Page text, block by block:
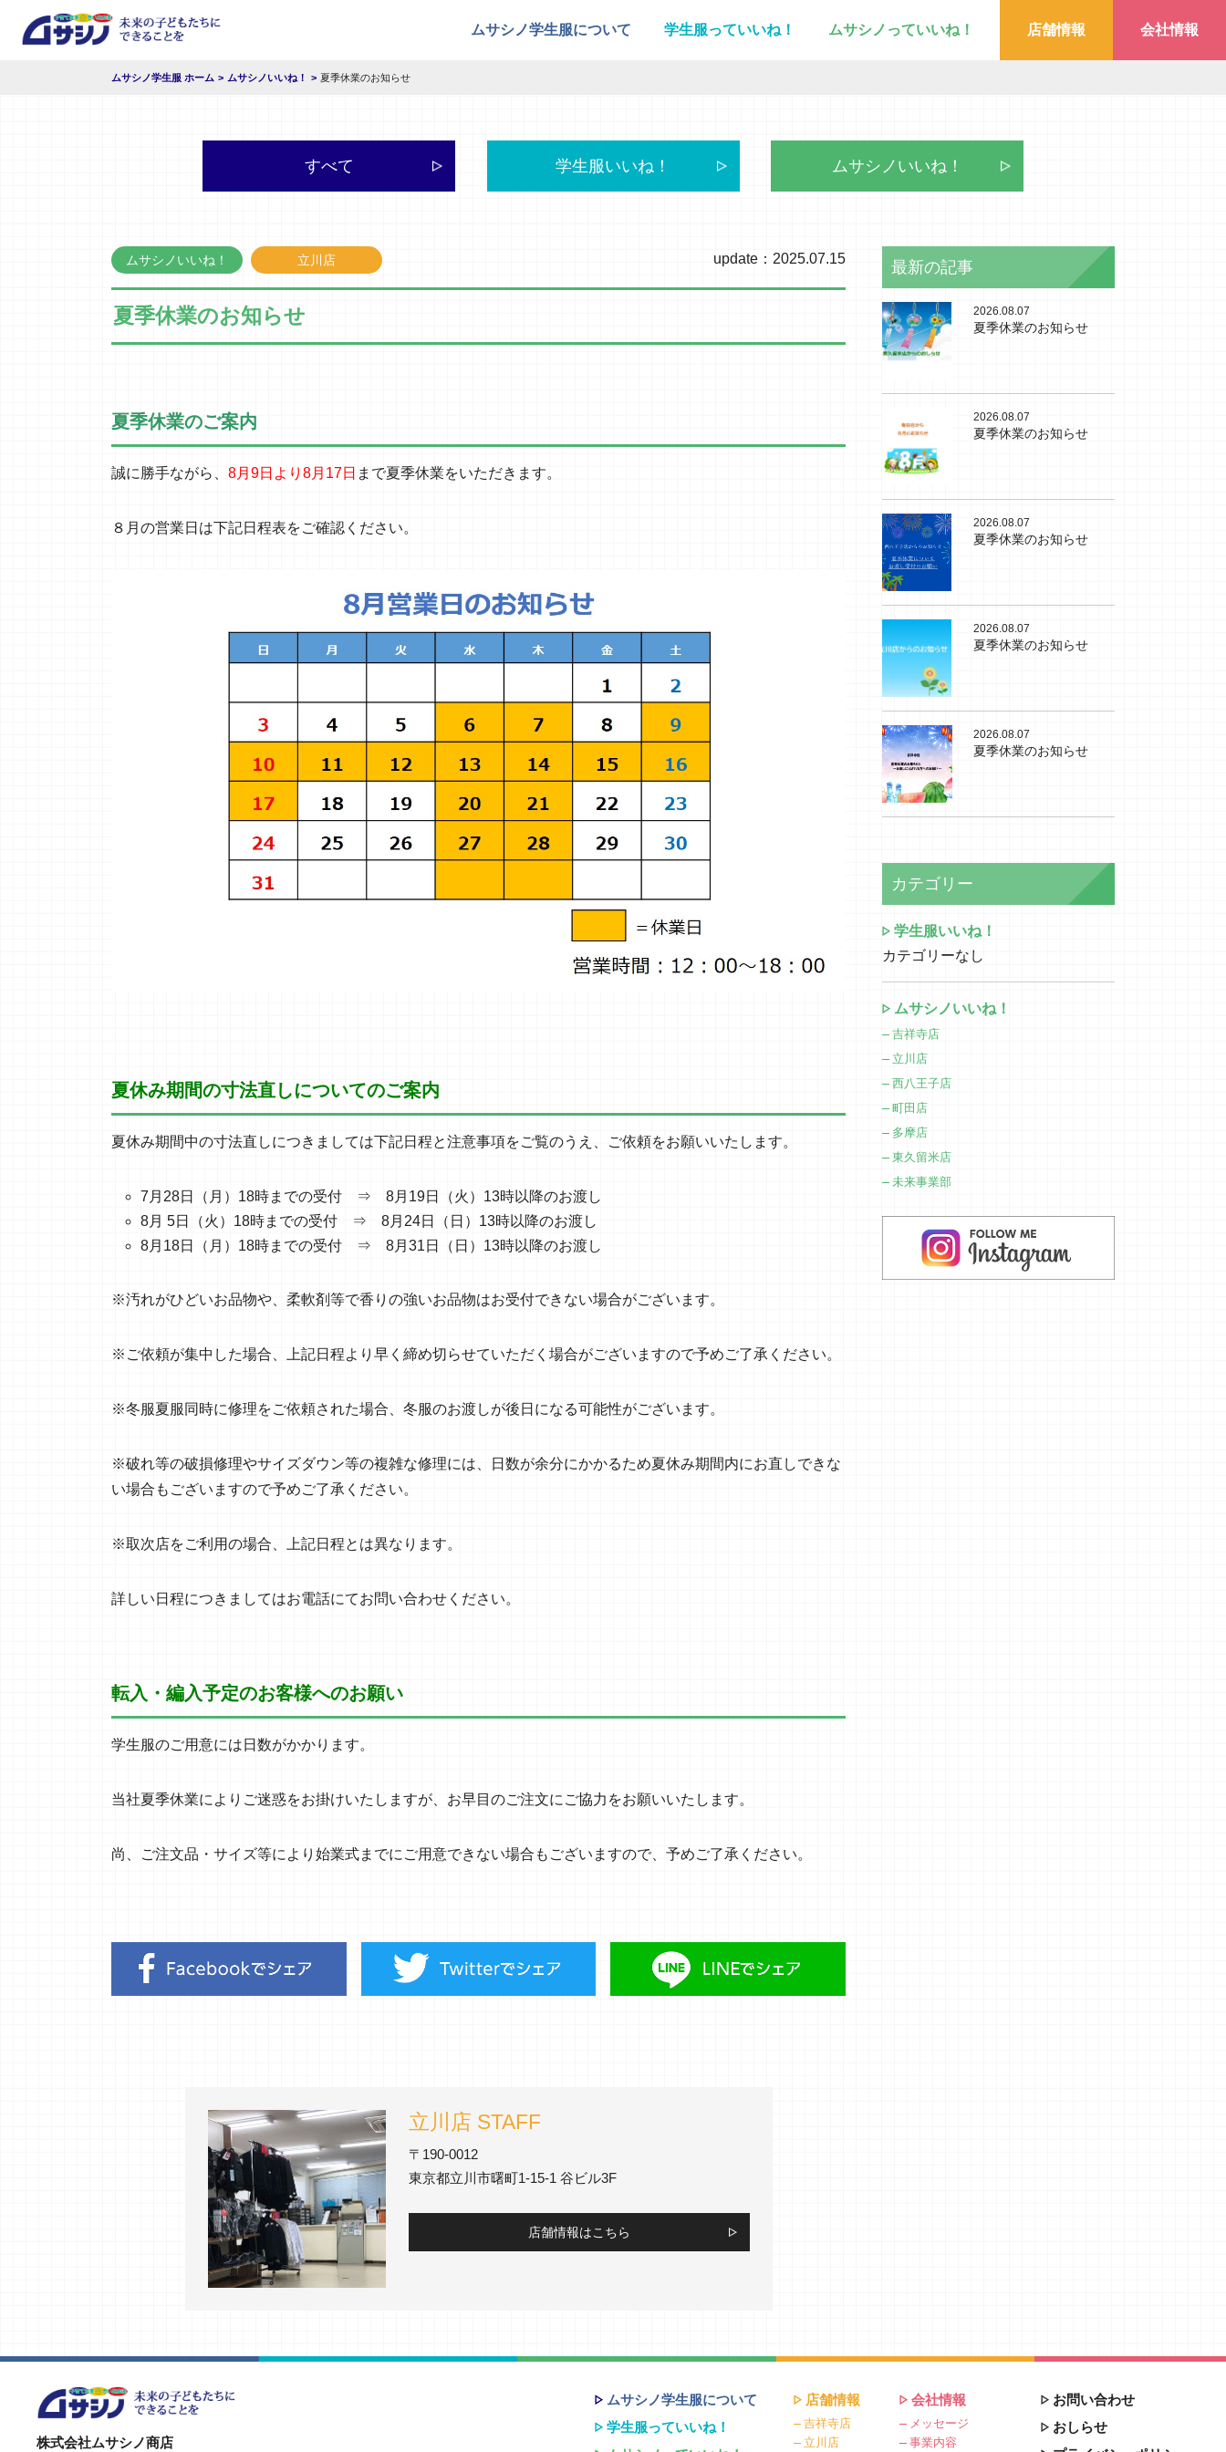
ムサシノ学生服について 学生服っていいね！ ムサシノっていいね！ 店舗情報 会社情報
ムサシノ学生服 ホーム ムサシノいいね！ 夏季休業のお知らせ
すべて 学生服いいね！ ムサシノいいね！
ムサシノいいね！ 立川店 update：2025.07.15
夏季休業のお知らせ
夏季休業のご案内
誠に勝手ながら、 8月9日より8月17日 まで夏季休業をいただきます。
８月の営業日は下記日程表をご確認ください。
夏休み期間の寸法直しについてのご案内
夏休み期間中の寸法直しにつきましては下記日程と注意事項をご覧のうえ、ご依頼をお願いいたします。
7月28日（月）18時までの受付 ⇒ 8月19日（火）13時以降のお渡し
8月 5日（火）18時までの受付 ⇒ 8月24日（日）13時以降のお渡し
8月18日（月）18時までの受付 ⇒ 8月31日（日）13時以降のお渡し
※汚れがひどいお品物や、柔軟剤等で香りの強いお品物はお受付できない場合がございます。
※ご依頼が集中した場合、上記日程より早く締め切らせていただく場合がございますので予めご了承ください。
※冬服夏服同時に修理をご依頼された場合、冬服のお渡しが後日になる可能性がございます。
※破れ等の破損修理やサイズダウン等の複雑な修理には、日数が余分にかかるため夏休み期間内にお直しできな
い場合もございますので予めご了承ください。
※取次店をご利用の場合、上記日程とは異なります。
詳しい日程につきましてはお電話にてお問い合わせください。
転入・編入予定のお客様へのお願い
学生服のご用意には日数がかかります。
当社夏季休業によりご迷惑をお掛けいたしますが、お早目のご注文にご協力をお願いいたします。
尚、ご注文品・サイズ等により始業式までにご用意できない場合もございますので、予めご了承ください。
立川店 STAFF
〒190-0012
東京都立川市曙町1-15-1 谷ビル3F
店舗情報はこちら
最新の記事
2026.08.07
夏季休業のお知らせ
2026.08.07
夏季休業のお知らせ
2026.08.07
夏季休業のお知らせ
2026.08.07
夏季休業のお知らせ
2026.08.07
夏季休業のお知らせ
カテゴリー
学生服いいね！
カテゴリーなし
ムサシノいいね！
吉祥寺店
立川店
西八王子店
町田店
多摩店
東久留米店
未来事業部
株式会社ムサシノ商店
ムサシノ学生服について
学生服っていいね！
店舗情報
吉祥寺店
立川店
会社情報
メッセージ
事業内容
お問い合わせ
おしらせ